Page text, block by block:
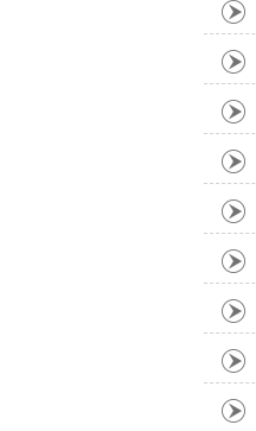
装机
机厂家
装机
装机